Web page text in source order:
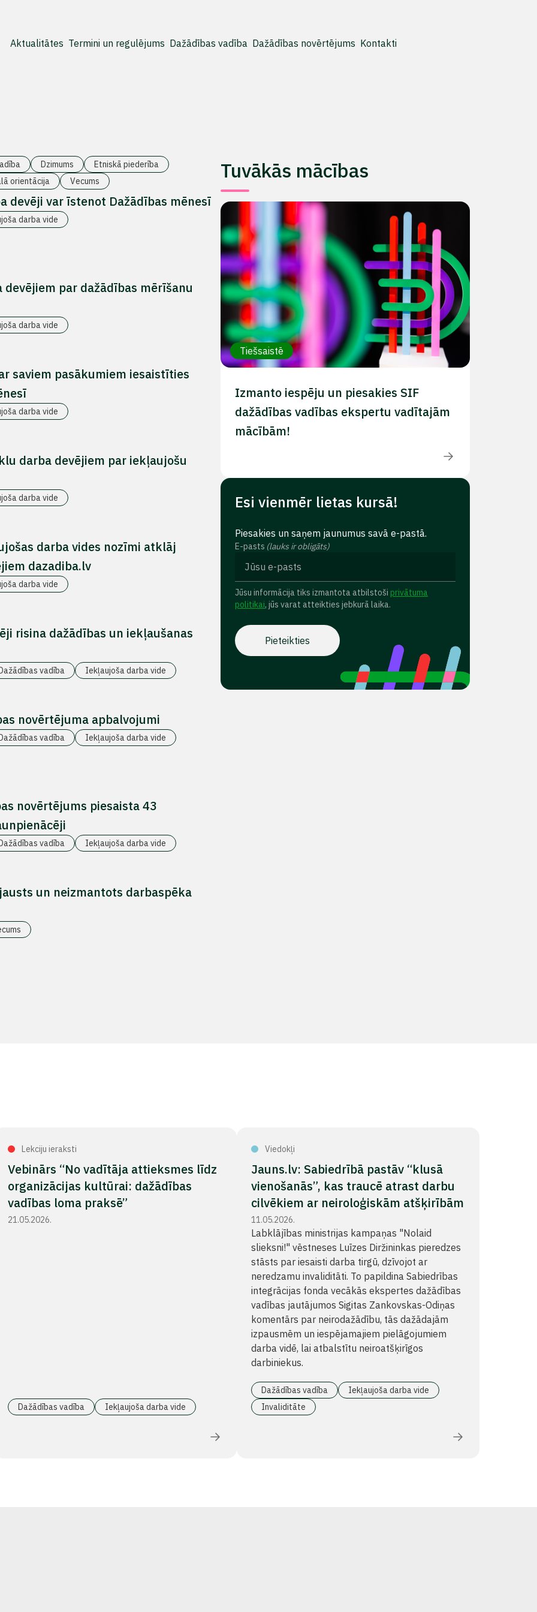
Aktualitātes Termini un regulējums Dažādības vadība Dažādības novērtējums Kontakti
Dzimums
Etniskā piederība
orientācija
Vecums
devēji var īstenot Dažādības mēnesī
darba vide
par dažādības mērīšanu
darba vide
saviem pasākumiem iesaistīties
darba vide
darba devējiem par iekļaujošu
darba vide
darba vides nozīmi atklāj
dazadiba.lv
darba vide
risina dažādības un iekļaušanas
vadība Iekļaujoša darba vide
novērtējuma apbalvojumi
vadība Iekļaujoša darba vide
novērtējums piesaista 43
vadība Iekļaujoša darba vide
un neizmantots darbaspēka
Tuvākās mācības
Tiešsaistē
Izmanto iespēju un piesakies SIF
dažādības vadības ekspertu vadītajām
mācībām!
Esi vienmēr lietas kursā!
Piesakies un saņem jaunumus savā e-pastā.
E-pasts (lauks ir obligāts)
Jūsu informācija tiks izmantota atbilstoši privātuma
politikai, jūs varat atteikties jebkurā laika.
Lekciju ieraksti
Vebinārs “No vadītāja attieksmes līdz
organizācijas kultūrai: dažādības
vadības loma praksē”
21.05.2026.
Dažādības vadība Iekļaujoša darba vide
Viedokļi
Jauns.lv: Sabiedrībā pastāv “klusā
vienošanās”, kas traucē atrast darbu
cilvēkiem ar neiroloģiskām atšķirībām
11.05.2026.
Labklājības ministrijas kampaņas "Nolaid
slieksni!" vēstneses Luīzes Diržininkas pieredzes
stāsts par iesaisti darba tirgū, dzīvojot ar
neredzamu invaliditāti. To papildina Sabiedrības
integrācijas fonda vecākās ekspertes dažādības
vadības jautājumos Sigitas Zankovskas-Odiņas
komentārs par neirodažādību, tās dažādajām
izpausmēm un iespējamajiem pielāgojumiem
darba vidē, lai atbalstītu neiroatšķirīgos
darbiniekus.
Dažādības vadība
Iekļaujoša darba vide
Invaliditāte